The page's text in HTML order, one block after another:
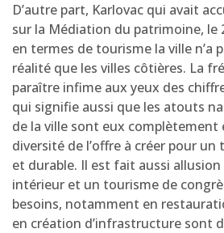
D’autre part, Karlovac qui avait
sur la Médiation du patrimoine, le
en termes de tourisme la ville n’a
réalité que les villes côtières. La
paraître infime aux yeux des
qui signifie aussi que les atouts
de la ville sont eux complètement
diversité de l’offre à créer pour
et durable. Il est fait aussi
intérieur et un tourisme de
besoins, notamment en
en création d’infrastructure sont